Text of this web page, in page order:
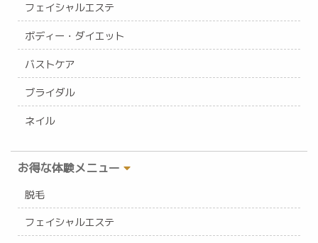
フェイシャルエステ
ボディー・ダイエット
バストケア
ブライダル
ネイル
お得な体験メニュー
脱毛
フェイシャルエステ